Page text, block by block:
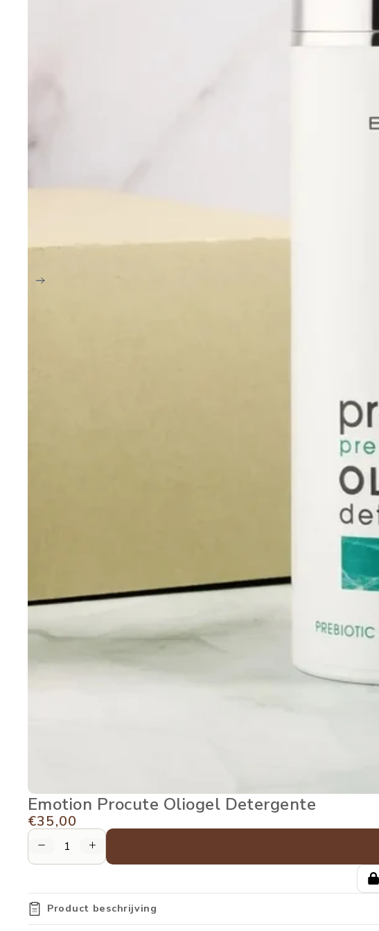
Emotion Procute Oliogel Detergente
€35,00
HOEVEELHEID VERMINDEREN
VERHOOG DE HOEVEELHEID
Product beschrijving